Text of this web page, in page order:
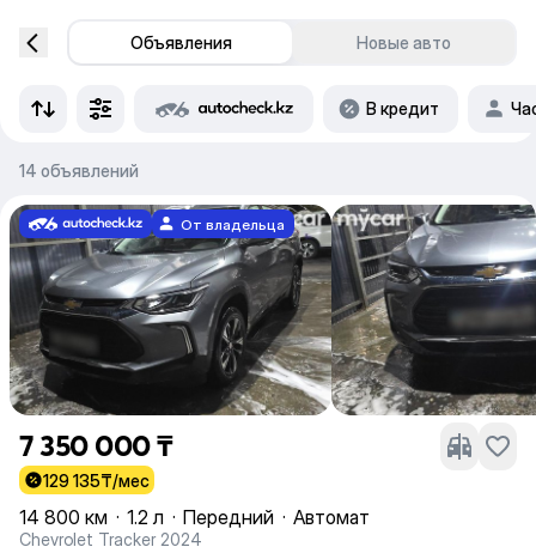
Объявления Новые авто
В кредит
14 объявлений
От владельца
7 350 000 ₸
129 135₸/мес
14 800 км · 1.2 л · Передний · Автомат
Chevrolet Tracker 2024